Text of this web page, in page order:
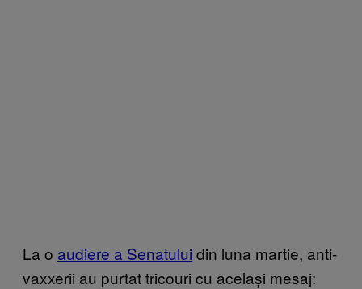
La o audiere a Senatului din luna martie, anti-
vaxxerii au purtat tricouri cu același mesaj: